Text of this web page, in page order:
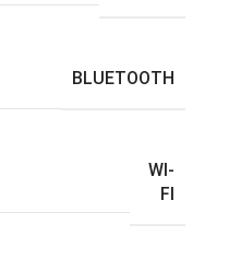
BLUETOOTH
WI-
FI